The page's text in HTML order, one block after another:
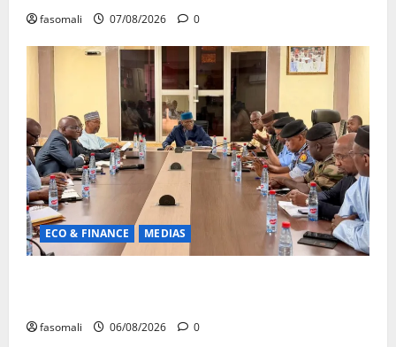
fasomali 07/08/2026 0
ECO & FINANCE MEDIAS
fasomali 06/08/2026 0